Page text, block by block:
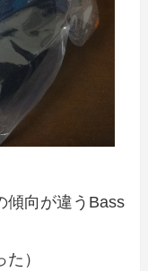
傾向が違うBass
）